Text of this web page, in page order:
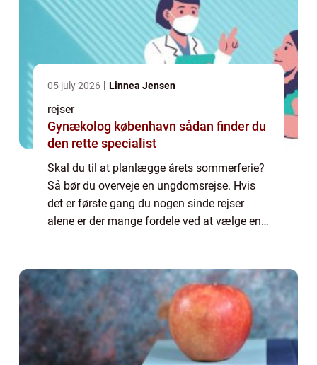
05 july 2026 Linnea Jensen
rejser
Gynækolog københavn sådan finder du
den rette specialist
Skal du til at planlægge årets sommerferie?
Så bør du overveje en ungdomsrejse. Hvis
det er første gang du nogen sinde rejser
alene er der mange fordele ved at vælge en